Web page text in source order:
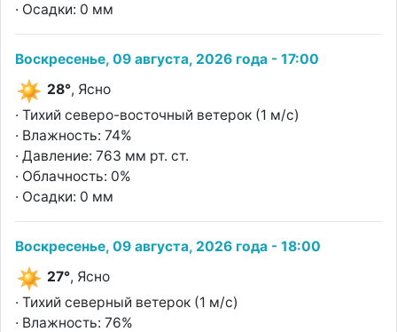
· Осадки: 0 мм
Воскресенье, 09 августа, 2026 года - 17:00
28°, Ясно
· Тихий северо-восточный ветерок (1 м/с)
· Влажность: 74%
· Давление: 763 мм рт. ст.
· Облачность: 0%
· Осадки: 0 мм
Воскресенье, 09 августа, 2026 года - 18:00
27°, Ясно
· Тихий северный ветерок (1 м/с)
· Влажность: 76%